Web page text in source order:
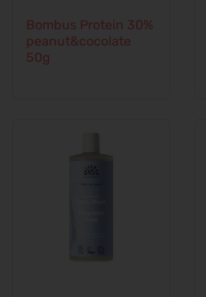
Bombus Protein 30%
peanut&cocolate
50g